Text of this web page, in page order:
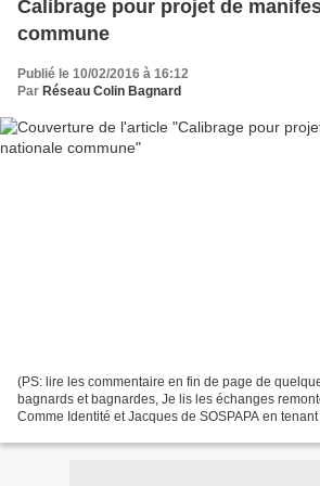
Calibrage pour projet de
commune
Publié le 10/02/2016 à 16:12
Par Réseau Colin Bagnard
(PS: lire les commentaire en fin de page de
bagnards et bagnardes, Je lis les échanges
Comme Identité et Jacques de SOSPAPA en